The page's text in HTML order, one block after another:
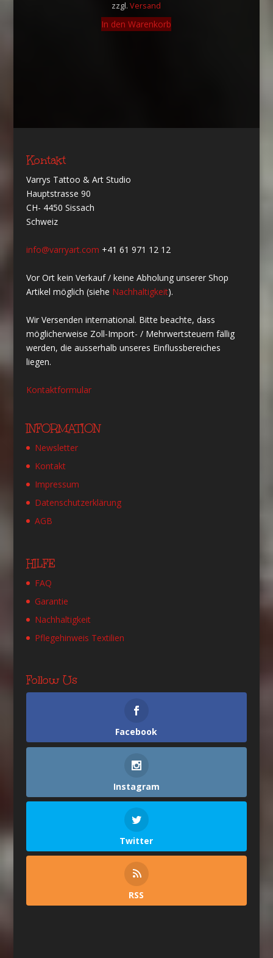
zzgl.Versand
In den Warenkorb
Kontakt
Varrys Tattoo & Art Studio
Hauptstrasse 90
CH- 4450 Sissach
Schweiz
info@varryart.com +41 61 971 12 12
Vor Ort kein Verkauf / keine Abholung unserer Shop
Artikel möglich (siehe Nachhaltigkeit).
Wir Versenden international. Bitte beachte, dass
möglicherweise Zoll-Import- / Mehrwertsteuern fällig
werden, die ausserhalb unseres Einflussbereiches
liegen.
Kontaktformular
INFORMATION
Newsletter
Kontakt
Impressum
Datenschutzerklärung
AGB
HILFE
FAQ
Garantie
Nachhaltigkeit
Pflegehinweis Textilien
Follow Us
Facebook
Instagram
Twitter
RSS